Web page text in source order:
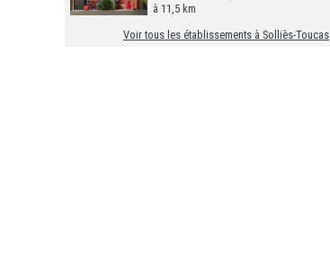
à 11,5 km
Voir tous les établissements à Solliès-Toucas